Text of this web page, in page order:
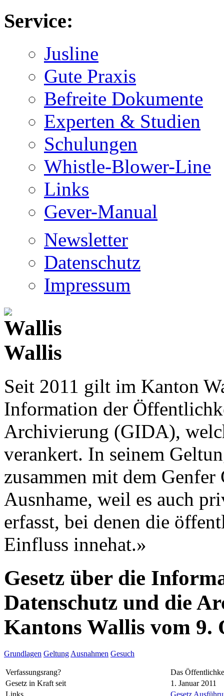
Service:
Jusline
Gute Praxis
Befreite Dokumente
Experten & Studien
Schulungen
Whistle-Blower-Line
Links
Gever-Manual
Newsletter
Datenschutz
Impressum
Wallis
Seit 2011 gilt im Kanton
Information der
Archivierung (GIDA),
verankert. In seinem
zusammen mit dem Genfer
Ausnhame, weil es auch
erfasst, bei denen die
Einfluss innehat.»
Gesetz über die
Datenschutz und die
Kantons Wallis vom 9.
Grundlagen Geltung Ausnahmen Gesuch
Verfassungsrang?
Das
Gesetz in Kraft seit
1. Januar 2011
Links
Gesetz